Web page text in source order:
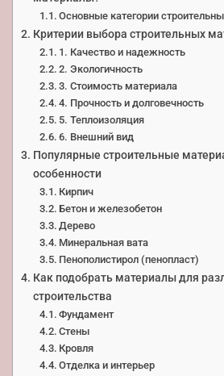
Основные категории
Критерии выбора строительных
1. Качество и надежность
2. Экологичность
3. Стоимость материала
4. Прочность и долговечность
5. Теплоизоляция
6. Внешний вид
Популярные строительные
особенности
Кирпич
Бетон и железобетон
Дерево
Минеральная вата
Пенополистирол (пенопласт)
Как подобрать материалы для
строительства
Фундамент
Стены
Кровля
Отделка и интерьер